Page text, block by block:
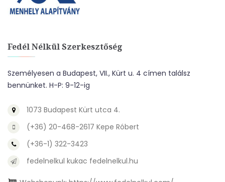
Fedél Nélkül Szerkesztőség
Személyesen a Budapest, VII., Kürt u. 4 címen találsz
bennünket. H-P: 9-12-ig
1073 Budapest Kürt utca 4.
(+36) 20-468-2617 Kepe Róbert
(+36-1) 322-3423
fedelnelkul kukac fedelnelkul.hu